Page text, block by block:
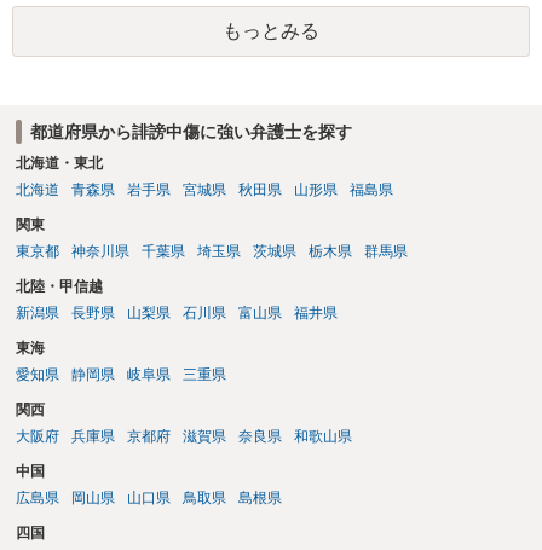
も特定可能になるよう、複数ルートで開示請求が行われることが多い
です。さらにいえば、利用者からの口コミ投稿の場合、開示請求者は
ある程度対象者を特定できている（ただし証拠による裏付けか必要な
もっとみる
都道府県から誹謗中傷に強い弁護士を探す
北海道・東北
北海道
青森県 岩手県 宮城県 秋田県 山形県 福島県
関東
東京都
神奈川県 千葉県 埼玉県 茨城県 栃木県 群馬県
北陸・甲信越
新潟県
長野県 山梨県 石川県 富山県 福井県
東海
愛知県
静岡県 岐阜県 三重県
関西
大阪府
兵庫県 京都府 滋賀県 奈良県 和歌山県
中国
広島県
岡山県 山口県 鳥取県 島根県
四国